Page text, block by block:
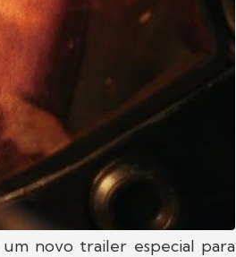
novo trailer especial para